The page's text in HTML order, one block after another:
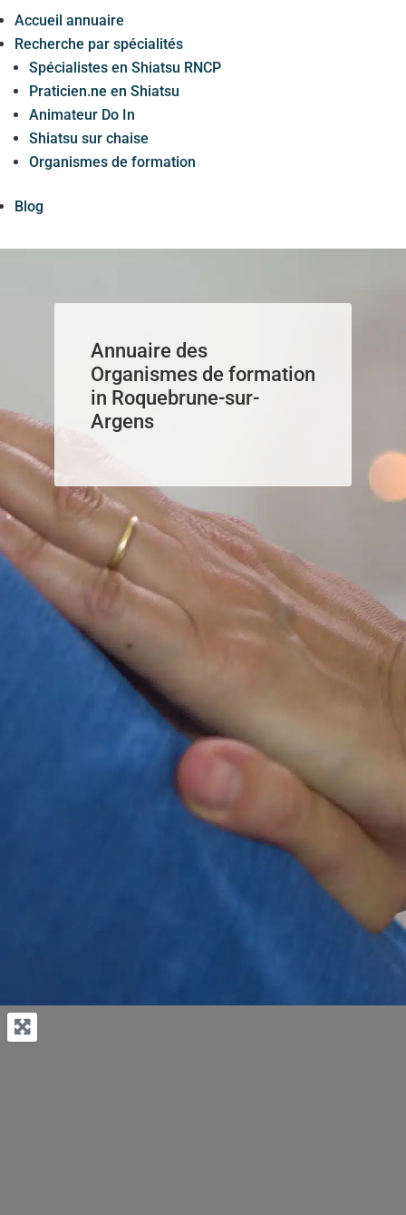
Accueil annuaire
Recherche par spécialités
Spécialistes en Shiatsu RNCP
Praticien.ne en Shiatsu
Animateur Do In
Shiatsu sur chaise
Organismes de formation
Blog
Annuaire des
Organismes de formation
in Roquebrune-sur-
Argens